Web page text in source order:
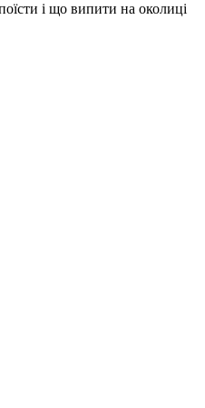
і що випити на околиці